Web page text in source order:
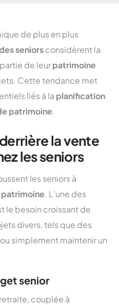
de plus en plus
seniorsconsidèrent la
de leurpatrimoine
Cette tendance met
liés à la planification
patrimoine.
la vente
les seniors
les seniors à
. L’une des
le besoin croissant de
divers, tels que des
simplement maintenir un
senior
couplée à